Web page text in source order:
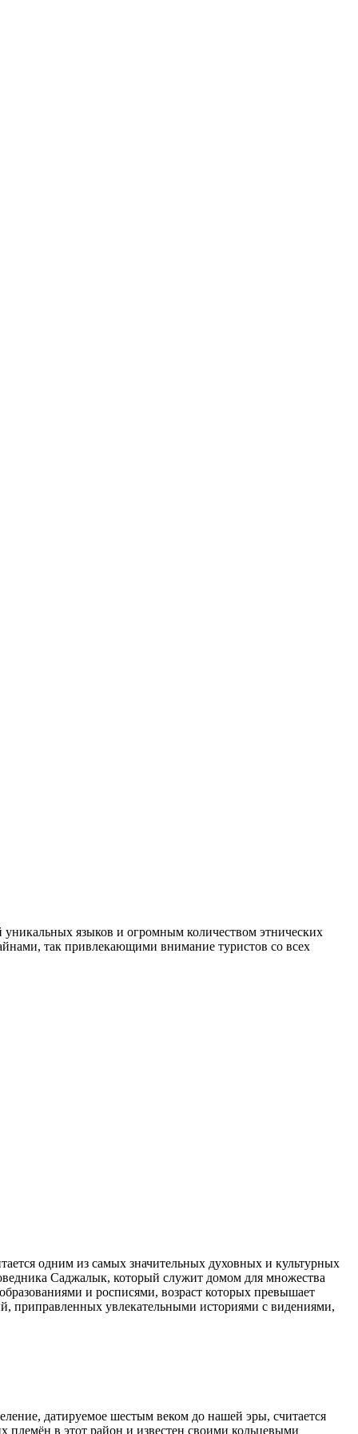
уникальных языков и огромным количеством этнических
так привлекающими внимание туристов со всех
одним из самых значительных духовных и культурных
Саджалык, который служит домом для множества
и росписями, возраст которых превышает
приправленных увлекательными историями с видениями,
датируемое шестым веком до нашей эры, считается
племён в этот район и известен своими кольцевыми